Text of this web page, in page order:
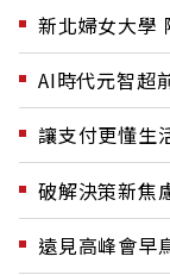
新北婦女大學
AI時代元智超
讓支付更懂生
破解決策新焦
遠見高峰會早